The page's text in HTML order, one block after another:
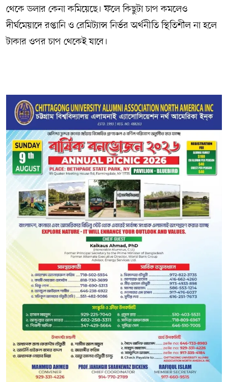
থেকে ডলার কেনা কমিয়েছে। ফলে কিছুটা চাপ কমলেও
দীর্ঘমেয়াদে রপ্তানি ও রেমিট্যান্স নির্ভর অর্থনীতি স্থিতিশীল না হলে
টাকার ওপর চাপ থেকেই যাবে।